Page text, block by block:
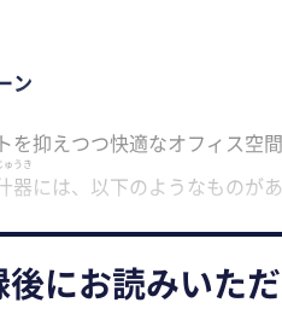
ン
を抑えつつ快適なオフィス空
器
ゅうき
には、以下のようなものがあ
にお読みいただ